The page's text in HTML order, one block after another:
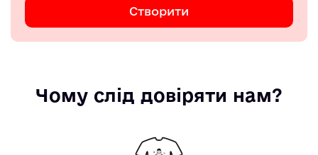
Створити
Чому слід довіряти нам?